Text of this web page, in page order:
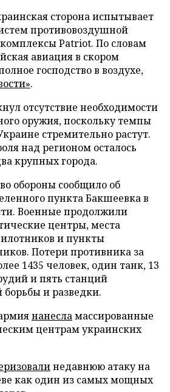
сторона испытывает
противовоздушной
Patriot. По словам
авиация в скором
господство в воздухе,
.
отсутствие необходимости
оружия, поскольку темпы
стремительно растут.
над регионом осталось
крупных города.
обороны сообщило об
пункта Бакшеевка в
Военные продолжили
центры, места
и пункты
Потери противника за
1435 человек, один танк, 13
и пять станций
и разведки.
нанесламассированные
центрам украинских
недавнюю атаку на
как один из самых мощных